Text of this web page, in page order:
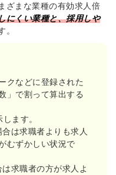
ざまな業種の有効求人倍
にくい業種と、採用しや
。
クなどに登録された
」で割って算出する
ます。
は求職者よりも求人
むずかしい状況で
求職者の方が求人よ